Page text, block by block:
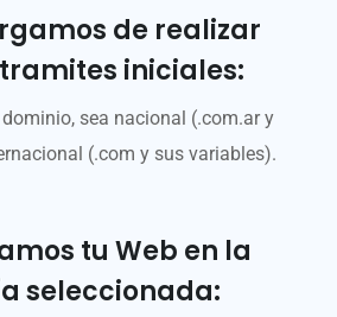
de realizar
iniciales:
sea nacional (.com.ar y
(.com y sus variables).
tu Web en la
seleccionada: